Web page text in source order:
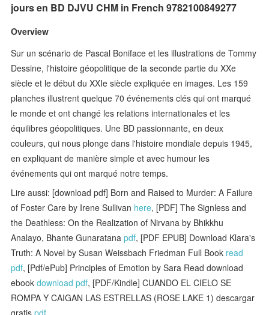
jours en BD DJVU CHM in French 9782100849277
Overview
Sur un scénario de Pascal Boniface et les illustrations de Tommy
Dessine, l'histoire géopolitique de la seconde partie du XXe
siècle et le début du XXIe siècle expliquée en images. Les 159
planches illustrent quelque 70 événements clés qui ont marqué
le monde et ont changé les relations internationales et les
équilibres géopolitiques. Une BD passionnante, en deux
couleurs, qui nous plonge dans l'histoire mondiale depuis 1945,
en expliquant de manière simple et avec humour les
événements qui ont marqué notre temps.
Lire aussi: [download pdf] Born and Raised to Murder: A Failure
of Foster Care by Irene Sullivan here, [PDF] The Signless and
the Deathless: On the Realization of Nirvana by Bhikkhu
Analayo, Bhante Gunaratanapdf, [PDF EPUB] Download Klara's
Truth: A Novel by Susan Weissbach Friedman Full Book read
pdf, [Pdf/ePub] Principles of Emotion by Sara Read download
ebookdownload pdf, [PDF/Kindle] CUANDO EL CIELO SE
ROMPA Y CAIGAN LAS ESTRELLAS (ROSE LAKE 1) descargar
gratispdf